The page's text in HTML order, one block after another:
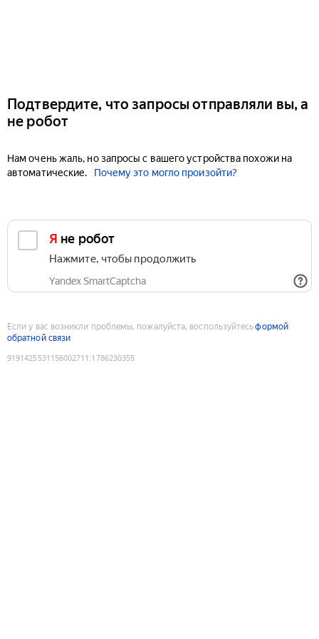
Подтвердите, что запросы отправляли вы, а
не робот
Нам очень жаль, но запросы с вашего устройства похожи на
автоматические.
Почему это могло произойти?
Я не робот
Нажмите, чтобы продолжить
Yandex SmartCaptcha
Если у вас возникли проблемы, пожалуйста, воспользуйтесьформой
обратной связи
9191425531156002711 :1786230355